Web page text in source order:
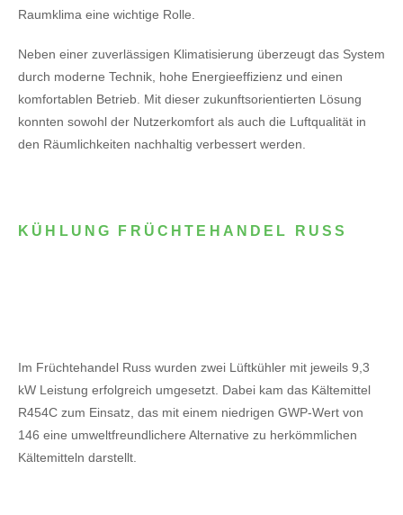
Raumklima eine wichtige Rolle.
Neben einer zuverlässigen Klimatisierung überzeugt das System
durch moderne Technik, hohe Energieeffizienz und einen
komfortablen Betrieb. Mit dieser zukunftsorientierten Lösung
konnten sowohl der Nutzerkomfort als auch die Luftqualität in
den Räumlichkeiten nachhaltig verbessert werden.
KÜHLUNG FRÜCHTEHANDEL RUSS
Im Früchtehandel Russ wurden zwei Lüftkühler mit jeweils 9,3
kW Leistung erfolgreich umgesetzt. Dabei kam das Kältemittel
R454C zum Einsatz, das mit einem niedrigen GWP-Wert von
146 eine umweltfreundlichere Alternative zu herkömmlichen
Kältemitteln darstellt.